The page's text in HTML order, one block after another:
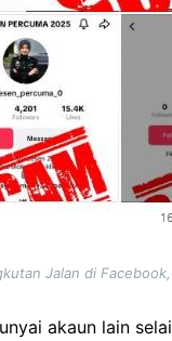
Jalan di
akaun lain